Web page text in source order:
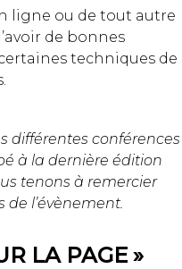
ligne ou de tout autre
de bonnes
techniques de
différentes conférences
à la dernière édition
tenons à remercier
l’évènement.
LA PAGE »